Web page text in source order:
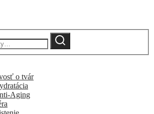
Vyhľadávanie
o tvár
Aging